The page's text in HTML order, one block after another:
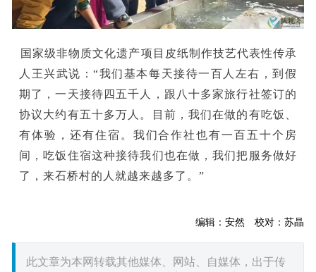
家级非物质文化遗产项目皮纸制作技艺代表性传承
人王兴武说：“我们基本每天接待一百人左右，到假
期了，一天接待四五千人，跟八十多家旅行社签订的
协议大约有五十多万人。目前，我们在做的有吃饭、
有体验，还有住宿。我们合作社也有一百五十个房
间，吃饭住宿这种接待我们也在做，我们把服务做好
了，来石桥村的人就越来越多了。”
编辑：安然 校对：苏晶
此文章为本网转载其他媒体、网站、自媒体，出于传